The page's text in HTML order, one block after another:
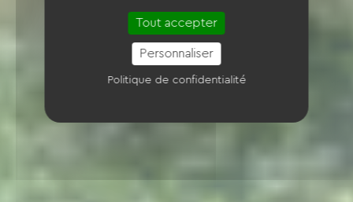
Tout accepter
Personnaliser
Politique de confidentialité